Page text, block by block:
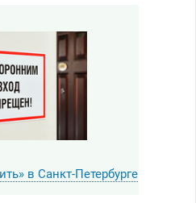
в Санкт-Петербурге